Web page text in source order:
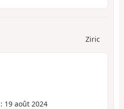
Ziric
: 19 août 2024